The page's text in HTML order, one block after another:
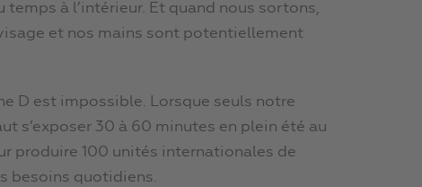
temps à l’intérieur. Et quand nous sortons,
et nos mains sont potentiellement
D est impossible. Lorsque seuls notre
s’exposer 30 à 60 minutes en plein été au
produire 100 unités internationales de
besoins quotidiens.